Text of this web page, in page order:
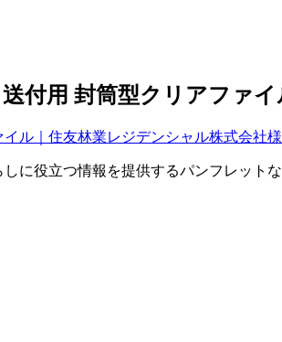
付用 封筒型クリアファ
に役立つ情報を提供するパンフレット